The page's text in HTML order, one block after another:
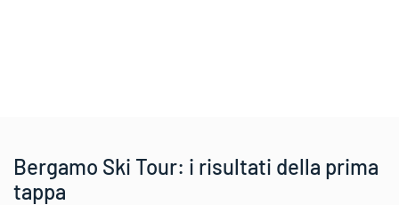
Bergamo Ski Tour: i risultati della prima
tappa